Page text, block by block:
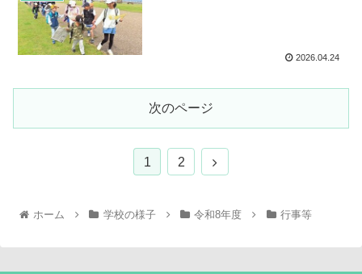
2026.04.24
次のページ
1 2
ホーム 学校の様子 令和8年度 行事等